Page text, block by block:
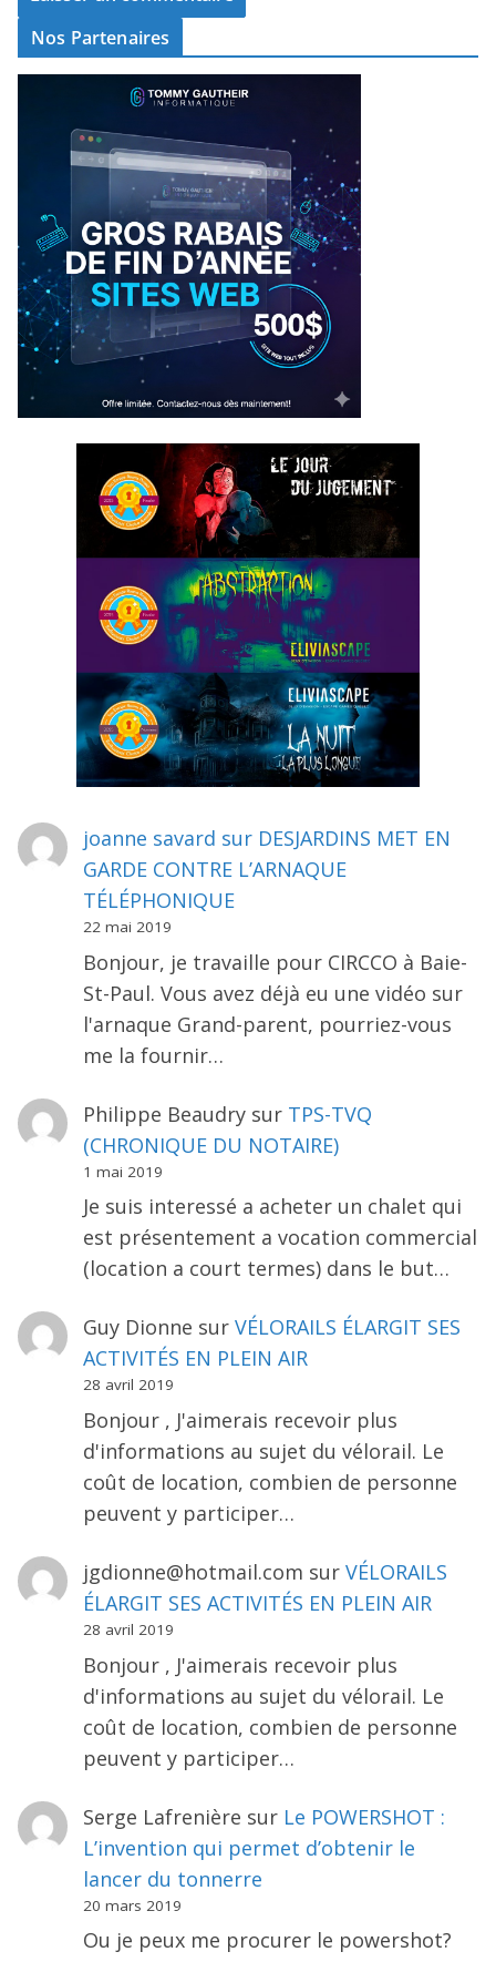
Nos Partenaires
joanne savard sur DESJARDINS MET EN
GARDE CONTRE L’ARNAQUE
TÉLÉPHONIQUE
22 mai 2019
Bonjour, je travaille pour CIRCCO à Baie-
St-Paul. Vous avez déjà eu une vidéo sur
l'arnaque Grand-parent, pourriez-vous
me la fournir…
Philippe Beaudrysur TPS-TVQ
(CHRONIQUE DU NOTAIRE)
1 mai 2019
Je suis interessé a acheter un chalet qui
est présentement a vocation commercial
(location a court termes) dans le but…
Guy Dionne sur VÉLORAILS ÉLARGIT SES
ACTIVITÉS EN PLEIN AIR
28 avril 2019
Bonjour , J'aimerais recevoir plus
d'informations au sujet du vélorail. Le
coût de location, combien de personne
peuvent y participer…
jgdionne@hotmail.com sur VÉLORAILS
ÉLARGIT SES ACTIVITÉS EN PLEIN AIR
28 avril 2019
Bonjour , J'aimerais recevoir plus
d'informations au sujet du vélorail. Le
coût de location, combien de personne
peuvent y participer…
Serge Lafrenière sur Le POWERSHOT :
L’invention qui permet d’obtenir le
lancer du tonnerre
20 mars 2019
Ou je peux me procurer le powershot?